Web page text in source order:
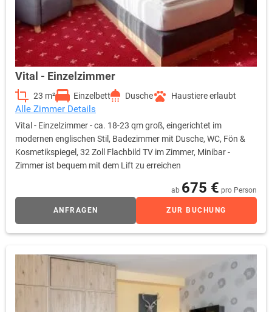
Vital - Einzelzimmer
23 m² Einzelbett Dusche Haustiere erlaubt
Alle Zimmer Details
Vital - Einzelzimmer - ca. 18-23 qm groß, eingerichtet im
modernen englischen Stil, Badezimmer mit Dusche, WC, Fön &
Kosmetikspiegel, 32 Zoll Flachbild TV im Zimmer, Minibar -
Zimmer ist bequem mit dem Lift zu erreichen
ab 675 € pro Person
ANFRAGEN ZUR BUCHUNG